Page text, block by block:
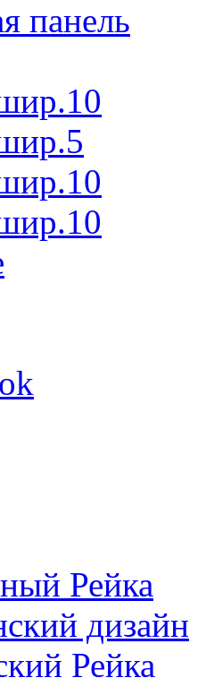
панель
Рейка
дизайн
Рейка